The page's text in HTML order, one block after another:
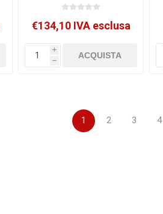
cassetti - grigio/granito -
€134,10 IVA esclusa
i
h
1 2 3 4